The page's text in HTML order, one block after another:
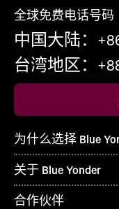
全球免费电话号码
中国大陆：
台湾地区：
为什么选择 Blue
关于 Blue Yonder
合作伙伴